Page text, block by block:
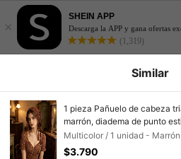
×
SHEIN APP
Descarga la APP y gana ofertas
(1,319)
Similar
1 pieza Pañuelo de cabeza
marrón, diadema de punto
transpirable para mujeres,
diario, viajes, cumpleaños
Multicolor / 1 unidad - Marrón
$3.790